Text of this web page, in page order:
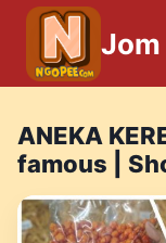
Skip
content
Jom
ANEKA
famous |